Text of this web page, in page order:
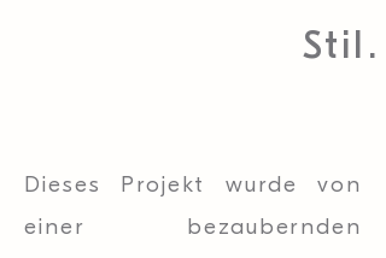
Stil.
Dieses Projekt wurde von
einer bezaubernden